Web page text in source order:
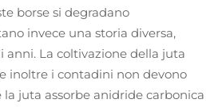
borse si degradano
invece una storia diversa,
La coltivazione della juta
inoltre i contadini non devono
juta assorbe anidride carbonica